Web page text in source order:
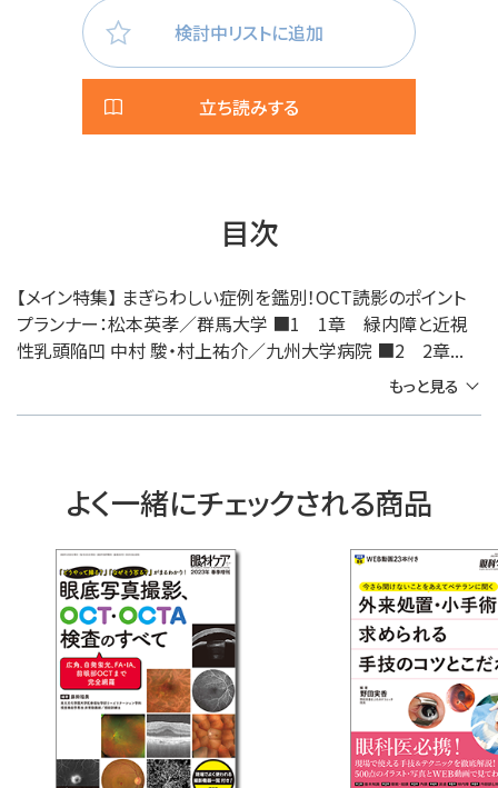
検討中リストに追加
立ち読みする
目次
【メイン特集】 まぎらわしい症例を鑑別！OCT読影のポイント
プランナー：松本英孝／群馬大学 ■1 1章 緑内障と近視
性乳頭陥凹 中村 駿・村上祐介／九州大学病院 ■2 2章...
もっと見る
よく一緒にチェックされる商品